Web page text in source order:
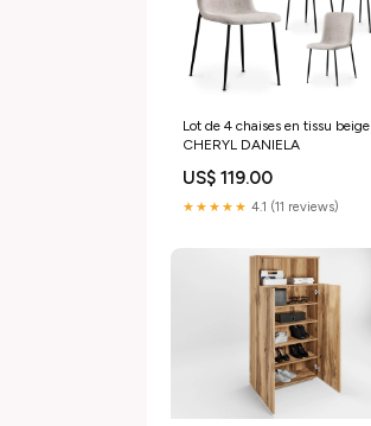
Lot de 4 chaises en tissu beige
CHERYL DANIELA
US$ 119.00
★★★★★ 4.1 (11 reviews)